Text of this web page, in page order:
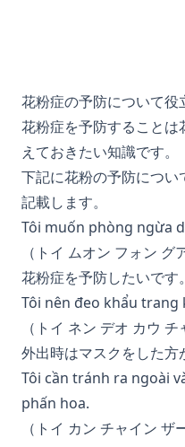
花粉症の予防について
花粉症を予防すること
えておきたい知識です。
下記に花粉の予防につ
記載します。
Tôi muốn phòng ngừa
（トイ ムオン フォン グ
花粉症を予防したいです。
Tôi nên đeo khẩu trang
（トイ ネン デオ カウ
外出時はマスクをした方
Tôi cần tránh ra ngoài
phấn hoa.
（トイ カン チャイン